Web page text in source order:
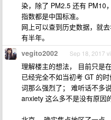
染，除了 PM2.5 还有 PM10
指数都是中国标准。
网上可以查到历史数据，就
有半年。
vegito2002 Sep 18, 2017
理解楼主的想法， 目前只是
已经完全不如当初考 GT 的
词那么强烈了； 难听话不多
anxiety 这么多不是没有原因的